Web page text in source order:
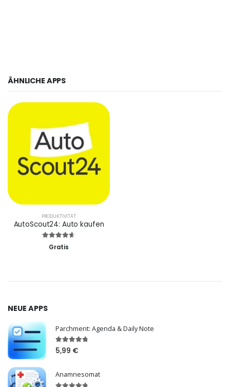
ÄHNLICHE APPS
PRODUKTIVITÄT
AutoScout24: Auto kaufen
Gratis
NEUE APPS
Parchment: Agenda & Daily Note
5,99 €
Anamnesomat